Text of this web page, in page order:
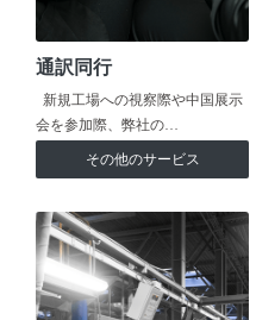
通訳同行
新規工場への視察際や中国展示
会を参加際、弊社の…
その他のサービス